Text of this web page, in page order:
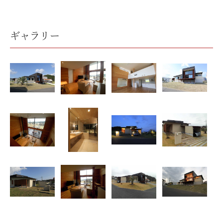
ギャラリー